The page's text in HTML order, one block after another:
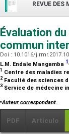
REVUE DES
Évaluation
commun
Doi : 10.1016/
L.M. Endale Mangamba 1
1 Centre des maladies
2 Faculté des sciences
3 Service de médecine
⁎Auteur correspondant.
PDF Artículo